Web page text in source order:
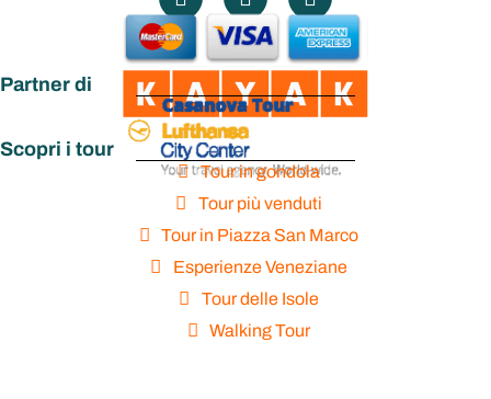
Partner di
Scopri i tour
Tour in gondola
Tour più venduti
Tour in Piazza San Marco
Esperienze Veneziane
Tour delle Isole
Walking Tour